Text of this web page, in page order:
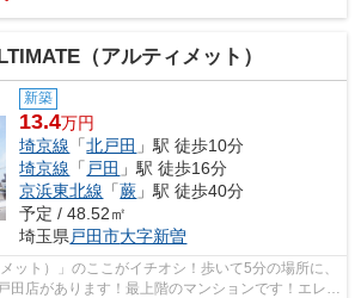
（アルティメット）
新築
13.4万円
埼京線 「北戸田 」駅 徒歩10分
埼京線 「 戸田 」駅 徒歩16分
京浜東北線 「蕨 」駅 徒歩40分
予定 / 48.52㎡
埼玉県 戸田市大字新曽
ット）」のここがイチオシ！歩いて5分の場所に、
田店があります！最上階のマンションです！エレベ